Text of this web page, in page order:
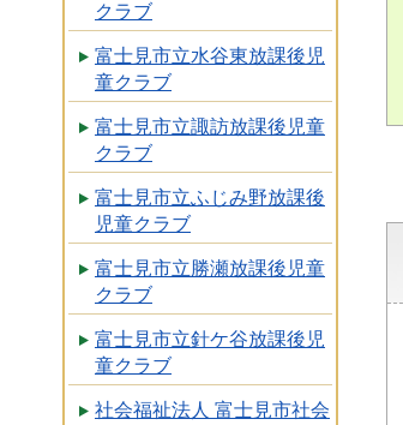
クラブ
富士見市立水谷東放課後児
童クラブ
富士見市立諏訪放課後児童
クラブ
富士見市立ふじみ野放課後
児童クラブ
富士見市立勝瀬放課後児童
クラブ
富士見市立針ケ谷放課後児
童クラブ
社会福祉法人 富士見市社会